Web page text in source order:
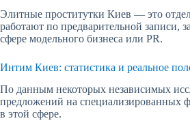
Элитные проститутки Киев — это
работают по предварительной записи,
сфере модельного бизнеса или PR.
Интим Киев: статистика и реальное
По данным некоторых независимых
предложений на специализированных
в этой сфере.